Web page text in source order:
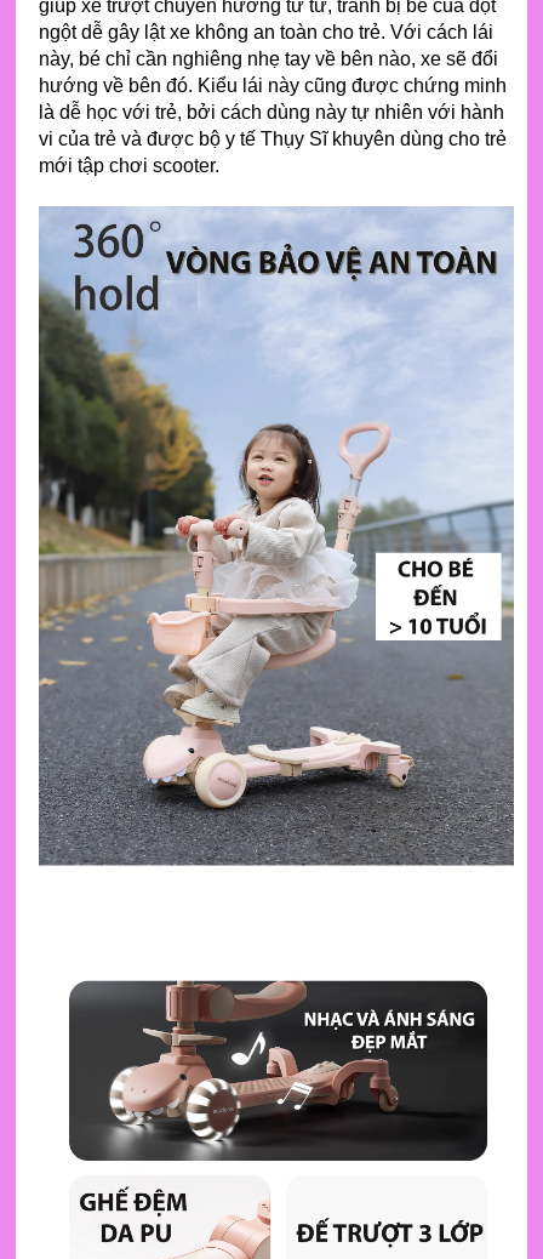
giúp xe trượt chuyển hướng từ từ, tránh bị bẻ cua đột
ngột dễ gây lật xe không an toàn cho trẻ. Với cách lái
này, bé chỉ cần nghiêng nhẹ tay về bên nào, xe sẽ đổi
hướng về bên đó. Kiểu lái này cũng được chứng minh
là dễ học với trẻ, bởi cách dùng này tự nhiên với hành
vi của trẻ và được bộ y tế Thụy Sĩ khuyên dùng cho trẻ
mới tập chơi scooter.